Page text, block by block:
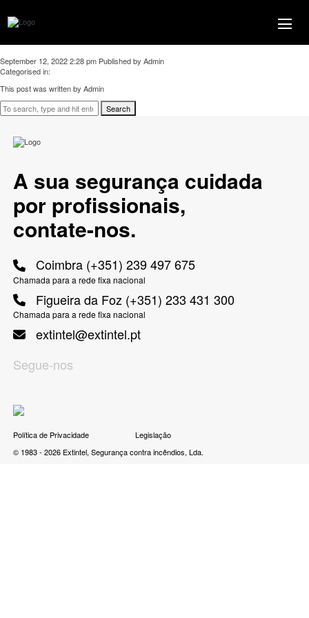
Comercialização, instalação e manutenção de
September 12, 2022 2:28 pm Published by Admin
Categorised in:
This post was written by Admin
Search
A sua segurança cuidada
por profissionais,
contate-nos.
Coimbra (+351) 239 497 675
Chamada para a rede fixa nacional
Figueira da Foz (+351) 233 431 300
Chamada para a rede fixa nacional
extintel@extintel.pt
Segue-nos
Política de Privacidade
Legislação
© 1983 - 2026 Extintel, Segurança contra incêndios, Lda.